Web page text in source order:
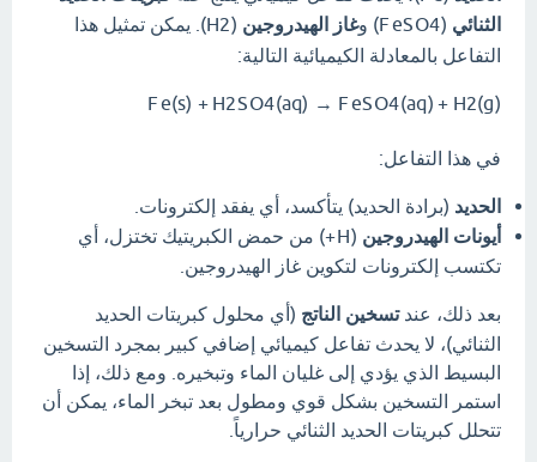
الثنائي (
FeSO4 ) وغاز الهيدروجين (
H2
). يمكن تمثيل هذا
التفاعل بالمعادلة الكيميائية التالية:
Fe(s) + H2SO4(aq) → FeSO4(aq) + H2(g)
في هذا التفاعل:
الحديد (برادة الحديد) يتأكسد، أي يفقد إلكترونات.
أيونات الهيدروجين (
H
+) من حمض الكبريتيك تختزل، أي
تكتسب إلكترونات لتكوين غاز الهيدروجين.
بعد ذلك، عندتسخين الناتج (أي محلول كبريتات الحديد
الثنائي)، لا يحدث تفاعل كيميائي إضافي كبير بمجرد التسخين
البسيط الذي يؤدي إلى غليان الماء وتبخيره. ومع ذلك، إذا
استمر التسخين بشكل قوي ومطول بعد تبخر الماء، يمكن أن
تتحلل كبريتات الحديد الثنائي حرارياً.